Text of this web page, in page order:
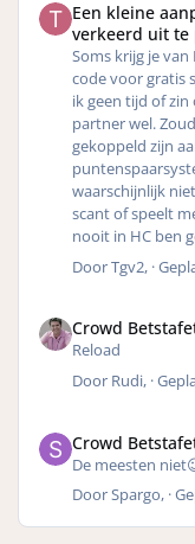
Een kleine
verkeerd uit te
Soms krijg je van
code voor gratis
ik geen tijd of zin
partner wel.
gekoppeld zijn
waarschijnlijk
scant of speelt
nooit in HC ben
DoorTgv2, ·
Crowd
Reload
Door Rudi, ·
Crowd
De meesten
DoorSpargo, ·